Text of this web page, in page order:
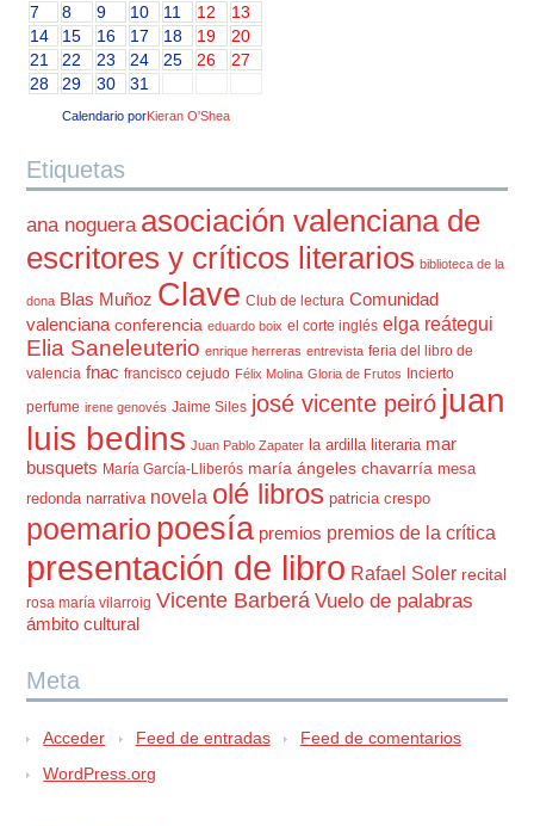
7
8 9 10 11 12
13
14
15 16 17 18 19
20
21
22 23 24 25 26
27
28
29 30 31
Calendario porKieran O'Shea
Etiquetas
ana noguera asociación valenciana de
escritores y críticos literarios biblioteca de la
dona Blas Muñoz Clave Club de lectura Comunidad
valenciana conferencia eduardo boix el corte inglés elga reátegui
Elia Saneleuterio enrique herreras entrevista feria del libro de
valencia fnac francisco cejudo Félix Molina Gloria de Frutos
Incierto
perfume irene genovés Jaime Siles josé vicente peiró juan
luis bedins Juan Pablo Zapater la ardilla literaria mar
busquets María García-Lliberós maría ángeles chavarría mesa
redonda narrativa novela olé libros patricia crespo
poemario poesía premios premios de la crítica
presentación de libro Rafael Soler recital
rosa maría vilarroig Vicente Barberá Vuelo de palabras
ámbito cultural
Meta
Acceder Feed de entradas
Feed de comentarios
WordPress.org